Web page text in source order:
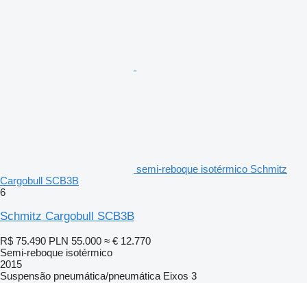
semi-reboque isotérmico Schmitz
Cargobull SCB3B
6
Schmitz Cargobull SCB3B
R$ 75.490 PLN 55.000 ≈ € 12.770
Semi-reboque isotérmico
2015
Suspensão pneumática/pneumática Eixos 3